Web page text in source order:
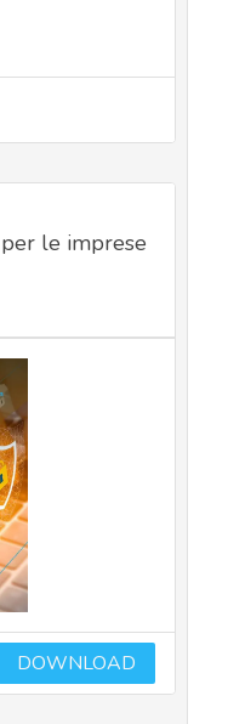
le imprese
DOWNLOAD